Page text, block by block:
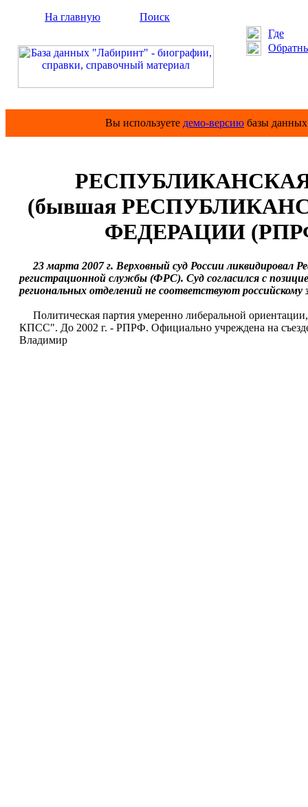
На главную
Поиск
Где
Вы используете демо-версию базы
(бывшая
ФЕДЕРАЦИИ
23 марта 2007 г. Верховный суд России ликвидировал
регистрационной службы (ФРС). Суд согласился с
региональных отделений не соответствуют российскому
Политическая партия умеренно либеральной
КПСС". До 2002 г. - РПРФ. Официально учреждена на
Владимир